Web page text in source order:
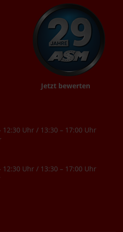
Jetzt bewerten
Uhr / 13:30 – 17:00 Uhr
Uhr / 13:30 – 17:00 Uhr